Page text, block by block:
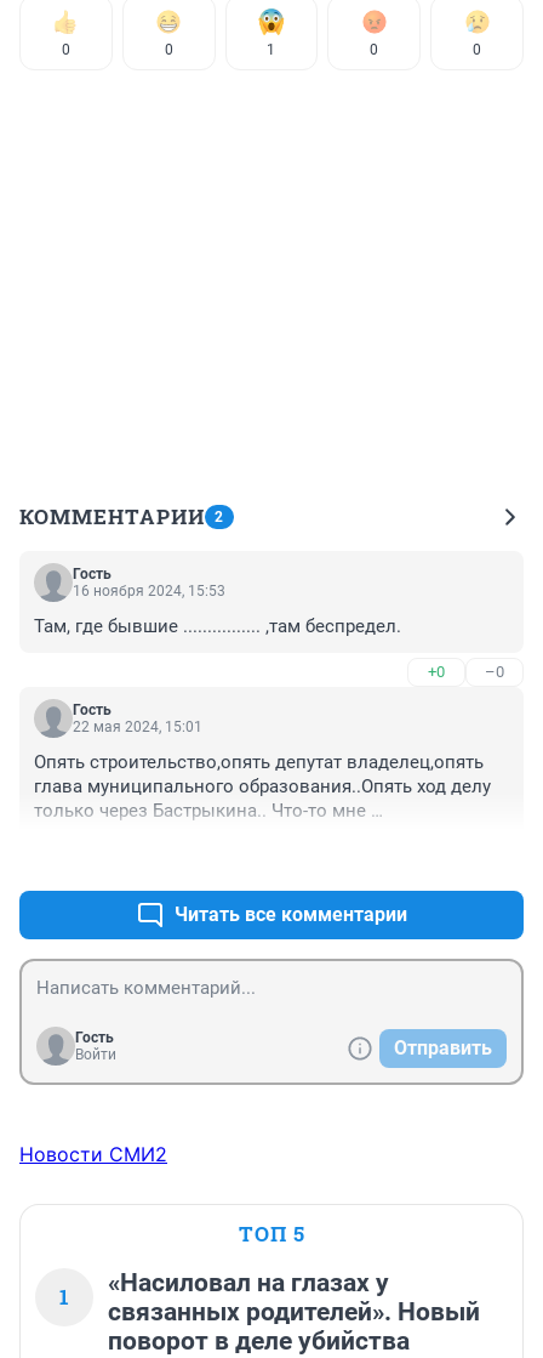
0 0 1 0 0
КОММЕНТАРИИ 2
Гость
16 ноября 2024, 15:53
Там, где бывшие ................ ,там беспредел.
+0 –0
Гость
22 мая 2024, 15:01
Опять строительство,опять депутат владелец,опять
глава муниципального образования..Опять ход делу
только через Бастрыкина.. Что-то мне
Читать все комментарии
Гость
Войти
Отправить
Новости СМИ2
ТОП 5
1
«Насиловал на глазах у
связанных родителей». Новый
поворот в деле убийства